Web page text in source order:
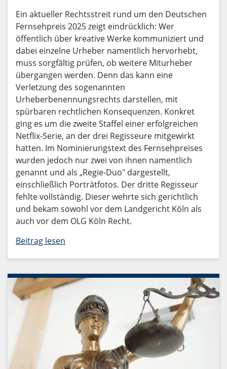
Ein aktueller Rechtsstreit rund um den Deutschen
Fernsehpreis 2025 zeigt eindrücklich: Wer
öffentlich über kreative Werke kommuniziert und
dabei einzelne Urheber namentlich hervorhebt,
muss sorgfältig prüfen, ob weitere Miturheber
übergangen werden. Denn das kann eine
Verletzung des sogenannten
Urheberbenennungsrechts darstellen, mit
spürbaren rechtlichen Konsequenzen. Konkret
ging es um die zweite Staffel einer erfolgreichen
Netflix-Serie, an der drei Regisseure mitgewirkt
hatten. Im Nominierungstext des Fernsehpreises
wurden jedoch nur zwei von ihnen namentlich
genannt und als „Regie-Duo" dargestellt,
einschließlich Porträtfotos. Der dritte Regisseur
fehlte vollständig. Dieser wehrte sich gerichtlich
und bekam sowohl vor dem Landgericht Köln als
auch vor dem OLG Köln Recht.
Beitrag lesen